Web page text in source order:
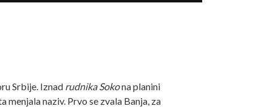
Srbije. Iznad rudnika Sokona planini
naziv. Prvo se zvala Banja, za